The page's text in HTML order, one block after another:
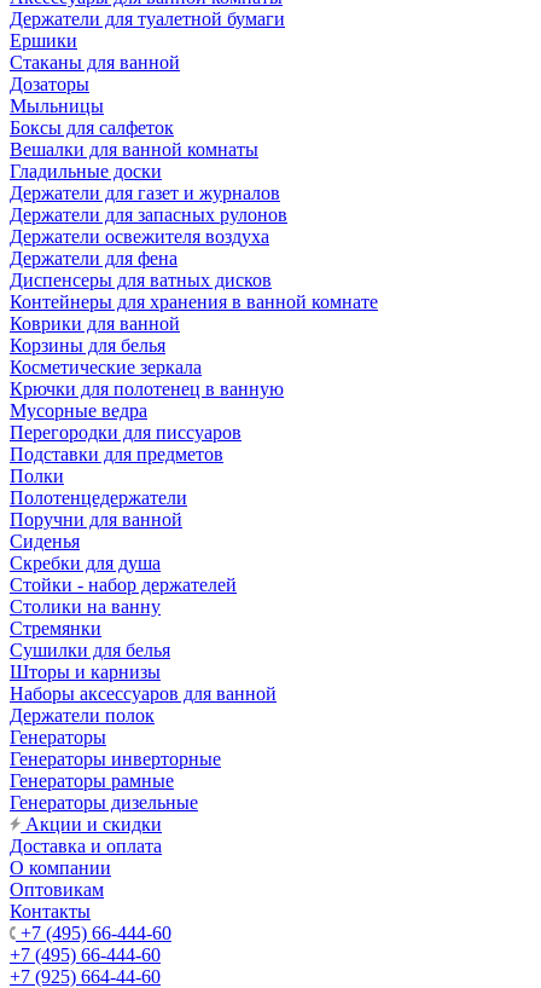
Держатели для туалетной бумаги
Ершики
Стаканы для ванной
Дозаторы
Мыльницы
Боксы для салфеток
Вешалки для ванной комнаты
Гладильные доски
Держатели для газет и журналов
Держатели для запасных рулонов
Держатели освежителя воздуха
Держатели для фена
Диспенсеры для ватных дисков
Контейнеры для хранения в ванной комнате
Коврики для ванной
Корзины для белья
Косметические зеркала
Крючки для полотенец в ванную
Мусорные ведра
Перегородки для писсуаров
Подставки для предметов
Полки
Полотенцедержатели
Поручни для ванной
Сиденья
Скребки для душа
Стойки - набор держателей
Столики на ванну
Стремянки
Сушилки для белья
Шторы и карнизы
Наборы аксессуаров для ванной
Держатели полок
Генераторы
Генераторы инверторные
Генераторы рамные
Генераторы дизельные
Акции и скидки
Доставка и оплата
О компании
Оптовикам
Контакты
+7 (495) 66-444-60
+7 (495) 66-444-60
+7 (925) 664-44-60